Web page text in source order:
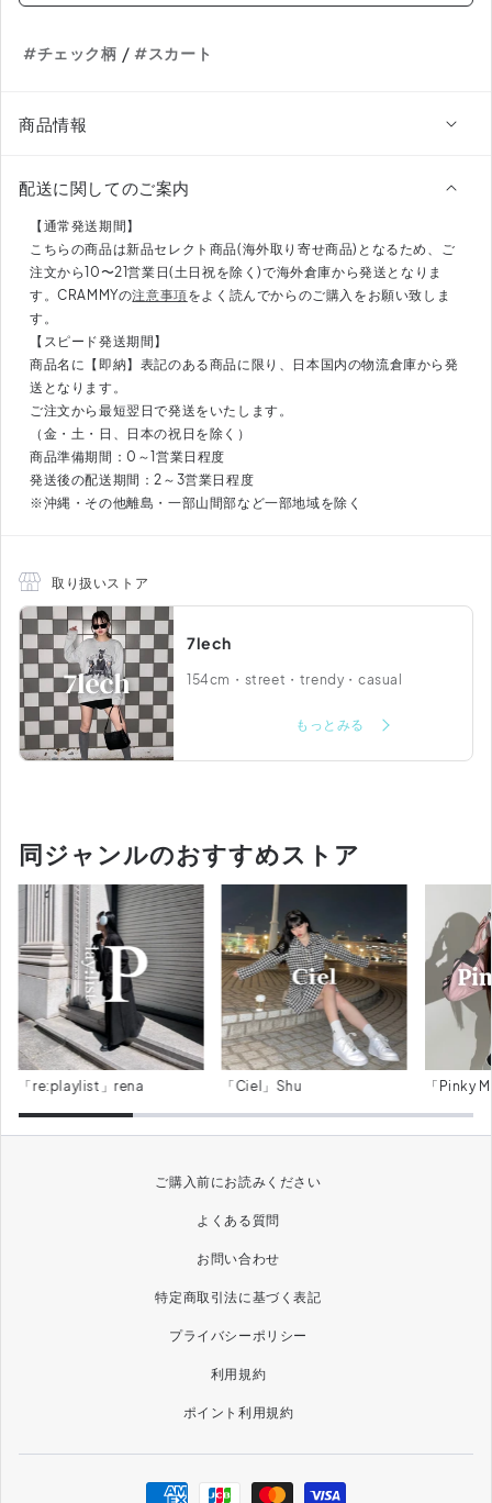
ッ
プ
ー
カ
ー
ト
DPB68048
の
数
量
を
減
ら
す
ッ
プ
カ
ト
DPB68048
の
量
を
増
や
す
#チェック柄 / #スカート
商品情報
配送に関してのご案内
【通常発送期間】
こちらの商品は新品セレクト商品(海外取り寄せ商品)となるため、ご
注文から10〜21営業日(土日祝を除く)で海外倉庫から発送となりま
す。CRAMMYの注意事項をよく読んでからのご購入をお願い致しま
す。
【スピード発送期間】
商品名に【即納】表記のある商品に限り、日本国内の物流倉庫から発
送となります。
ご注文から最短翌日で発送をいたします。
（金・土・日、日本の祝日を除く）
商品準備期間：0～1営業日程度
発送後の配送期間：2～3営業日程度
※沖縄・その他離島・一部山間部など一部地域を除く
取り扱いストア
7lech
154cm・street・trendy・casual
もっとみる
同ジャンルのおすすめストア
「re:playlist」rena 「Ciel」Shu 「Pinky
ご購入前にお読みください
よくある質問
お問い合わせ
特定商取引法に基づく表記
プライバシーポリシー
利用規約
ポイント利用規約
決